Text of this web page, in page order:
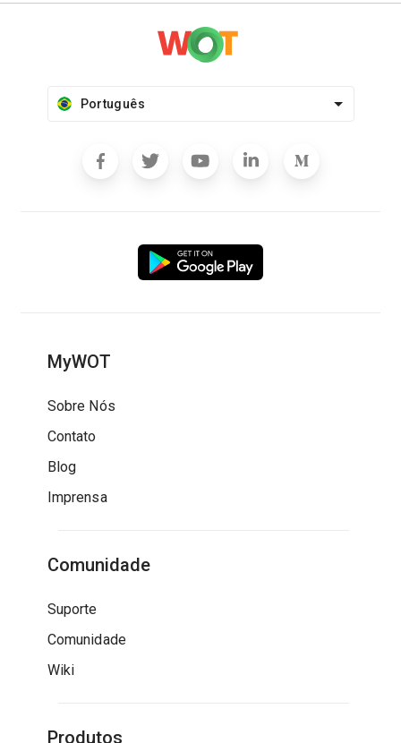
Português
MyWOT
Sobre Nós
Contato
Blog
Imprensa
Comunidade
Suporte
Comunidade
Wiki
Produtos